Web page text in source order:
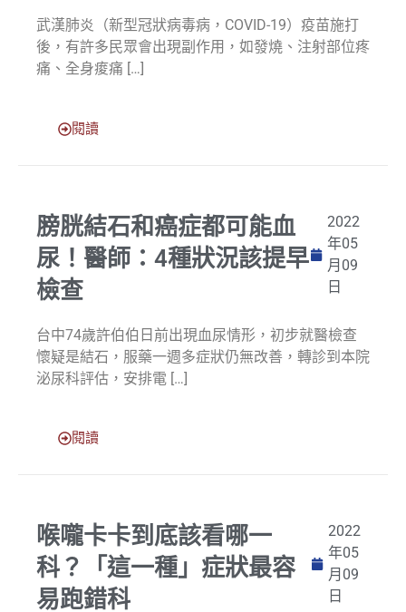
武漢肺炎（新型冠狀病毒病，COVID-19）疫苗施打
後，有許多民眾會出現副作用，如發燒、注射部位疼
痛、全身痠痛 […]
閱讀
膀胱結石和癌症都可能血
尿！醫師：4種狀況該提早
檢查
2022
年05
月09
日
台中74歲許伯伯日前出現血尿情形，初步就醫檢查
懷疑是結石，服藥一週多症狀仍無改善，轉診到本院
泌尿科評估，安排電 […]
閱讀
喉嚨卡卡到底該看哪一
科？「這一種」症狀最容
易跑錯科
2022
年05
月09
日